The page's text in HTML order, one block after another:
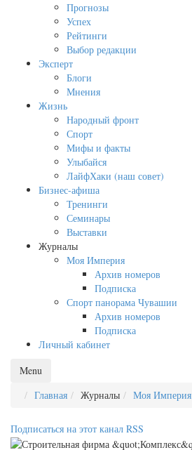
Прогнозы
Успех
Рейтинги
Выбор редакции
Эксперт
Блоги
Мнения
Жизнь
Народный фронт
Спорт
Мифы и факты
Улыбайся
ЛайфХаки (наш совет)
Бизнес-афиша
Тренинги
Семинары
Выставки
Журналы
Моя Империя
Архив номеров
Подписка
Спорт панорама Чувашии
Архив номеров
Подписка
Личный кабинет
Menu
Главная
Журналы Моя Империя
Подписаться на этот канал RSS